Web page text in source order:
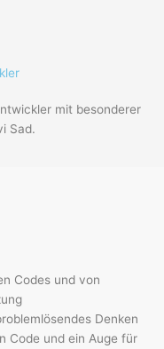
mit besonderer
Sad.
Codes und von
Denken
Code und ein Auge für